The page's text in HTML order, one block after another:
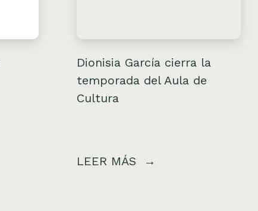
Dionisia García cierra la
temporada del Aula de
Cultura
LEER MÁS